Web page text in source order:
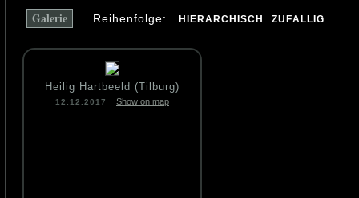
Galerie Reihenfolge: HIERARCHISCH ZUFÄLLIG
Heilig Hartbeeld (Tilburg)
12.12.2017 Show on map